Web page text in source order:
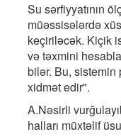
Su sərfiyyatının
müəssisələrdə
keçiriləcək. Kiçik
və təxmini
bilər. Bu, sistemin
xidmət edir".
A.Nəsirli
halları müxtəlif